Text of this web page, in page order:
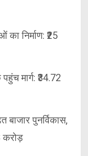
निर्माण: ₹25
मार्ग: ₹34.72
पुनर्विकास,
करोड़